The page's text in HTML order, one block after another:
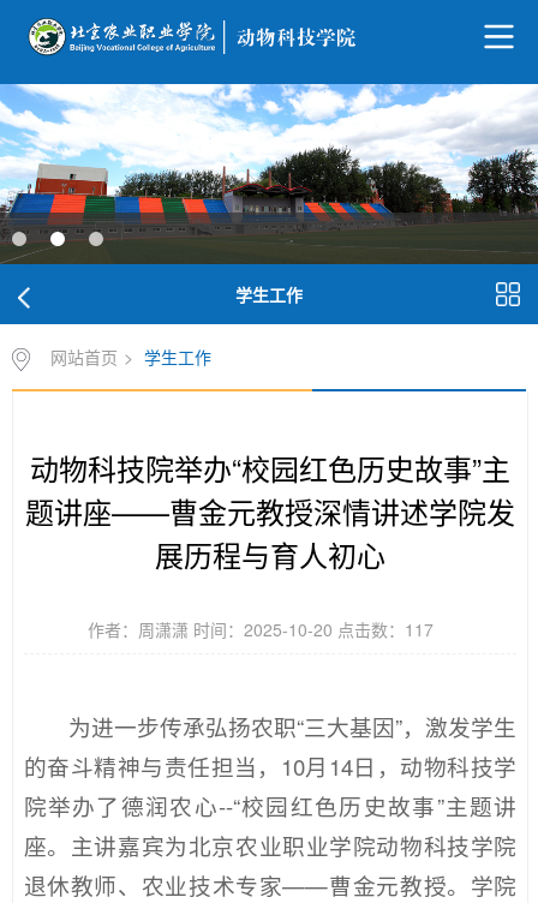
学生工作
网站首页 > 学生工作
动物科技院举办“校园红色历史故事”主
题讲座——曹金元教授深情讲述学院发
展历程与育人初心
作者：周潇潇 时间：2025-10-20 点击数： 117
为进一步传承弘扬农职“三大基因”，激发学生
的奋斗精神与责任担当，10月14日，动物科技学
院举办了德润农心--“校园红色历史故事”主题讲
座。主讲嘉宾为北京农业职业学院动物科技学院
退休教师、农业技术专家——曹金元教授。学院